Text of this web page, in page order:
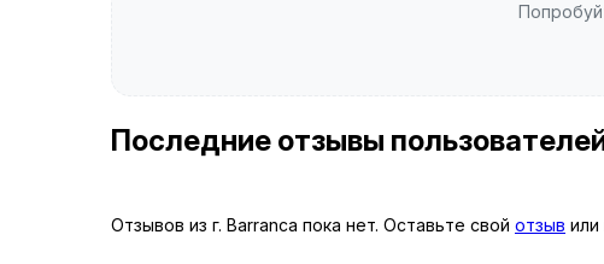
Последние отзывы
Отзывов из г. Barranca пока нет. Оставьте свой отзыв